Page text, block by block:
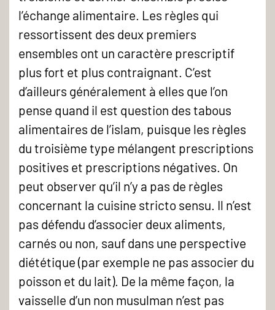
l’échange alimentaire. Les règles qui
ressortissent des deux premiers
ensembles ont un caractère prescriptif
plus fort et plus contraignant. C’est
d’ailleurs généralement à elles que l’on
pense quand il est question des tabous
alimentaires de l’islam, puisque les règles
du troisième type mélangent prescriptions
positives et prescriptions négatives. On
peut observer qu’il n’y a pas de règles
concernant la cuisine stricto sensu. Il n’est
pas défendu d’associer deux aliments,
carnés ou non, sauf dans une perspective
diététique (par exemple ne pas associer du
poisson et du lait). De la même façon, la
vaisselle d’un non musulman n’est pas